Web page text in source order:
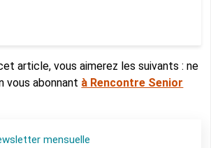
article, vous aimerez les suivants : ne
vous abonnant à Rencontre Senior
mensuelle